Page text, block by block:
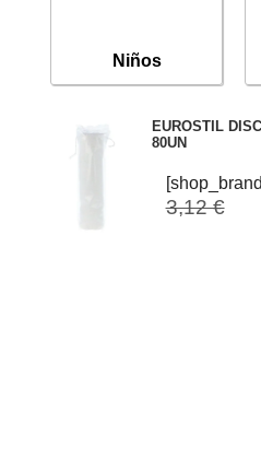
Niños
EUROSTIL
80UN
3,12 €